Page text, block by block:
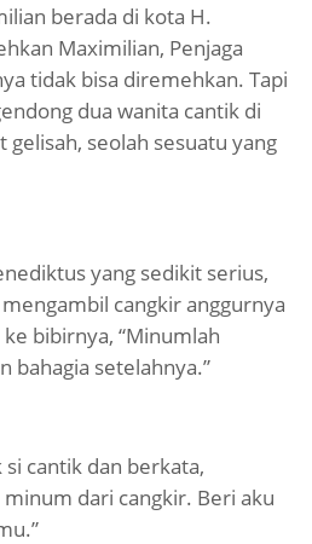
berada di kota H.
Maximilian, Penjaga
tidak bisa diremehkan. Tapi
dua wanita cantik di
gelisah, seolah sesuatu yang
yang sedikit serius,
cangkir anggurnya
bibirnya, “Minumlah
bahagia setelahnya.”
cantik dan berkata,
dari cangkir. Beri aku